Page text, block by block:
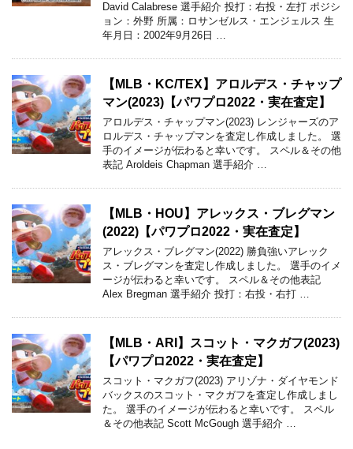
David Calabrese 選手紹介 投打：右投・左打 ポジシ
ョン：外野 所属：ロサンゼルス・エンジェルス 生
年月日：2002年9月26日 …
【MLB・KC/TEX】アロルデス・チャップ
マン(2023)【パワプロ2022・実在査定】
アロルデス・チャップマン(2023) レンジャーズのア
ロルデス・チャップマンを査定し作成しました。 選
手のイメージが伝わると幸いです。 スペル＆その他
表記 Aroldeis Chapman 選手紹介 …
【MLB・HOU】アレックス・ブレグマン
(2022)【パワプロ2022・実在査定】
アレックス・ブレグマン(2022) 勝負強いアレック
ス・ブレグマンを査定し作成しました。 選手のイメ
ージが伝わると幸いです。 スペル＆その他表記
Alex Bregman 選手紹介 投打：右投・右打 …
【MLB・ARI】スコット・マクガフ(2023)
【パワプロ2022・実在査定】
スコット・マクガフ(2023) アリゾナ・ダイヤモンド
バックスのスコット・マクガフを査定し作成しまし
た。 選手のイメージが伝わると幸いです。 スペル
＆その他表記 Scott McGough 選手紹介 …